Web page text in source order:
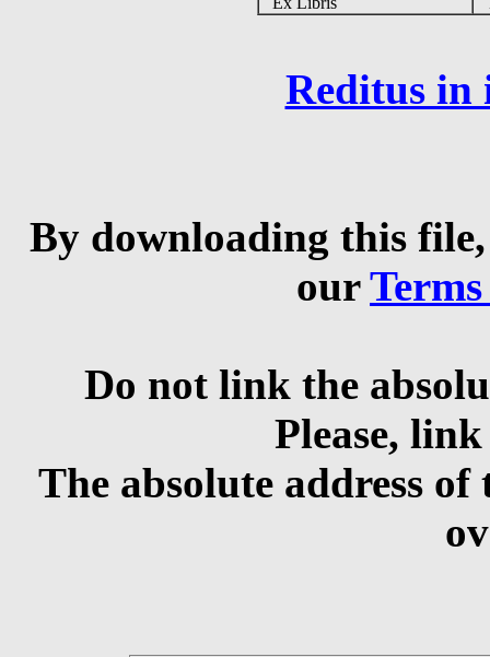
Reditus in
By downloading this
our
Do not link the
Please,
The absolute address